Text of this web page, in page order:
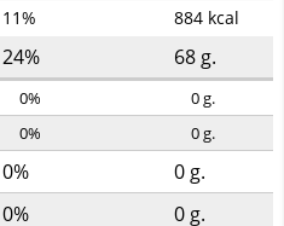
11% 884 kcal
24% 68 g.
0% 0g.
0% 0g.
0% 0 g.
0% 0 g.